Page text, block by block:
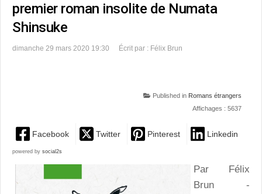
premier roman insolite de Numata
Shinsuke
dimanche 29 mars 2020 19:30 Écrit par : Félix Brun
Published in Romans étrangers
Affichages : 5637
Facebook Twitter Pinterest Linkedin
powered by social2s
Par Félix
Brun -